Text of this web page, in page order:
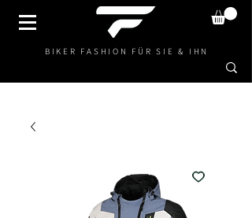
BIKER FASHION FÜR SIE & IHN